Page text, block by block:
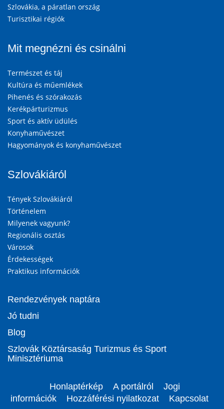
Szlovákia, a páratlan ország
Turisztikai régiók
Mit megnézni és csinálni
Természet és táj
Kultúra és műemlékek
Pihenés és szórakozás
Kerékpárturizmus
Sport és aktív üdülés
Konyhaművészet
Hagyományok és konyhaművészet
Szlovákiáról
Tények Szlovákiáról
Történelem
Milyenek vagyunk?
Regionális osztás
Városok
Érdekességek
Praktikus információk
Rendezvények naptára
Jó tudni
Blog
Szlovák Köztársaság Turizmus és Sport
Minisztériuma
Honlaptérkép A portálról
Jogi
információk
Hozzáférési nyilatkozat Kapcsolat